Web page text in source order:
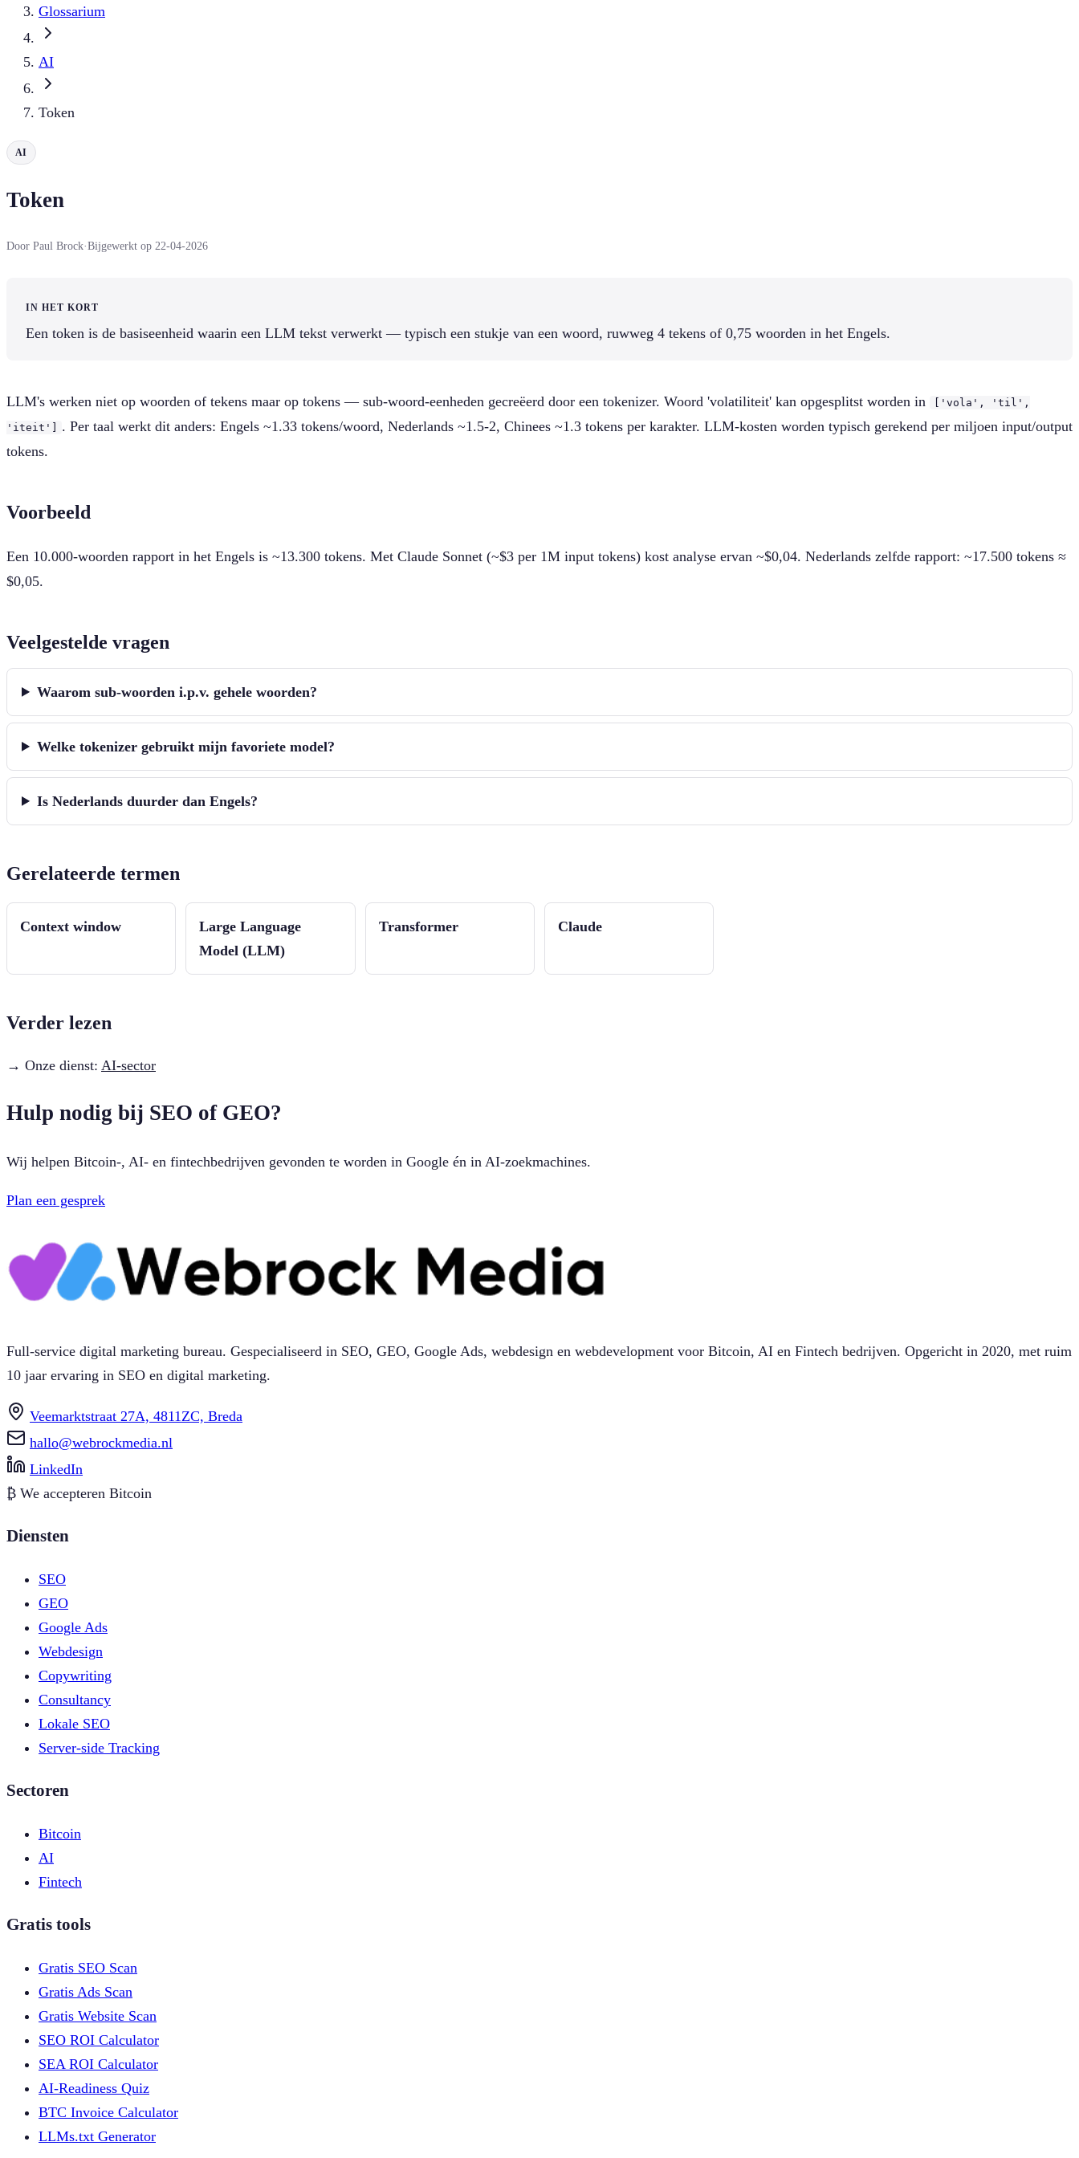
Glossarium
AI
Token
AI
Token
Door Paul Brock·Bijgewerkt op 22-04-2026
IN HET KORT
Een token is de basiseenheid waarin een LLM tekst verwerkt — typisch een stukje van een woord, ruwweg 4 tekens of 0,75 woorden in het Engels.
LLM's werken niet op woorden of tekens maar op tokens — sub-woord-eenheden gecreëerd door een tokenizer. Woord 'volatiliteit' kan opgesplitst worden in ['vola', 'til',
'iteit']
. Per taal werkt dit anders: Engels ~1.33 tokens/woord, Nederlands ~1.5-2, Chinees ~1.3 tokens per karakter. LLM-kosten worden typisch gerekend per miljoen input/output
tokens.
Voorbeeld
Een 10.000-woorden rapport in het Engels is ~13.300 tokens. Met Claude Sonnet (~$3 per 1M input tokens) kost analyse ervan ~$0,04. Nederlands zelfde rapport: ~17.500 tokens ≈
$0,05.
Veelgestelde vragen
Waarom sub-woorden i.p.v. gehele woorden?
Welke tokenizer gebruikt mijn favoriete model?
Is Nederlands duurder dan Engels?
Gerelateerde termen
Context window
Large Language
Model (LLM)
Transformer Claude
Verder lezen
→ Onze dienst: AI-sector
Hulp nodig bij SEO of GEO?
Wij helpen Bitcoin-, AI- en fintechbedrijven gevonden te worden in Google én in AI-zoekmachines.
Plan een gesprek
Full-service digital marketing bureau. Gespecialiseerd in SEO, GEO, Google Ads, webdesign en webdevelopment voor Bitcoin, AI en Fintech bedrijven. Opgericht in 2020, met ruim
10 jaar ervaring in SEO en digital marketing.
Veemarktstraat 27A, 4811ZC, Breda
hallo@webrockmedia.nl
LinkedIn
₿ We accepteren Bitcoin
Diensten
SEO
GEO
Google Ads
Webdesign
Copywriting
Consultancy
Lokale SEO
Server-side Tracking
Sectoren
Bitcoin
AI
Fintech
Gratis tools
Gratis SEO Scan
Gratis Ads Scan
Gratis Website Scan
SEO ROI Calculator
SEA ROI Calculator
AI-Readiness Quiz
BTC Invoice Calculator
LLMs.txt Generator